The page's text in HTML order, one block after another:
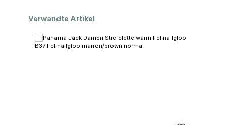
Produktgalerie überspringen
Verwandte Artikel